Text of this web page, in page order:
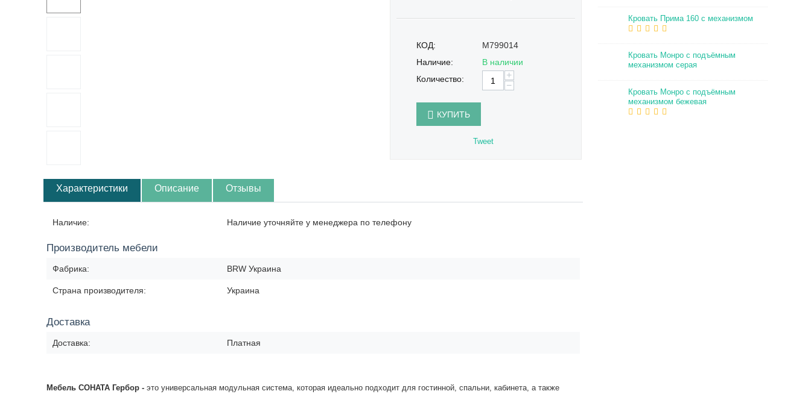
КОД:
M799014
Наличие:
В наличии
Количество:
+
−
КУПИТЬ
Tweet
Характеристики Описание Отзывы
Наличие: Наличие уточняйте у менеджера по телефону
Производитель мебели
Фабрика: BRW Украина
Страна производителя: Украина
Доставка
Доставка: Платная
Мебель СОНАТА Гербор - это универсальная модульная система, которая идеально подходит для гостинной, спальни, кабинета, а также
Кровать Прима 160 с механизмом
Кровать Монро с подъёмным
механизмом серая
Кровать Монро с подъёмным
механизмом бежевая